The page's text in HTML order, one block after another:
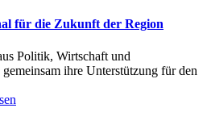
für die Zukunft der Region
Politik, Wirtschaft und
ihre Unterstützung für den